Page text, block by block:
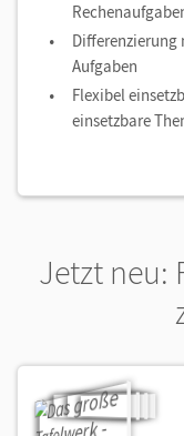
Differenzierung
Aufgaben
Flexibel
einsetzbare
Jetzt neu: